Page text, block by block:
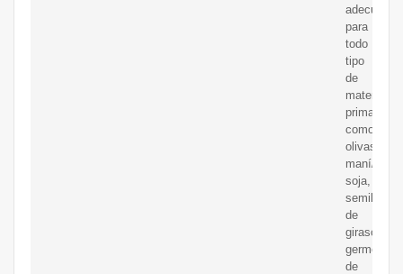
adecuada
para
todo
tipo
de
materia
prima,
como
olivas,
maní/
soja,
semilla
de
girasol,
germen
de